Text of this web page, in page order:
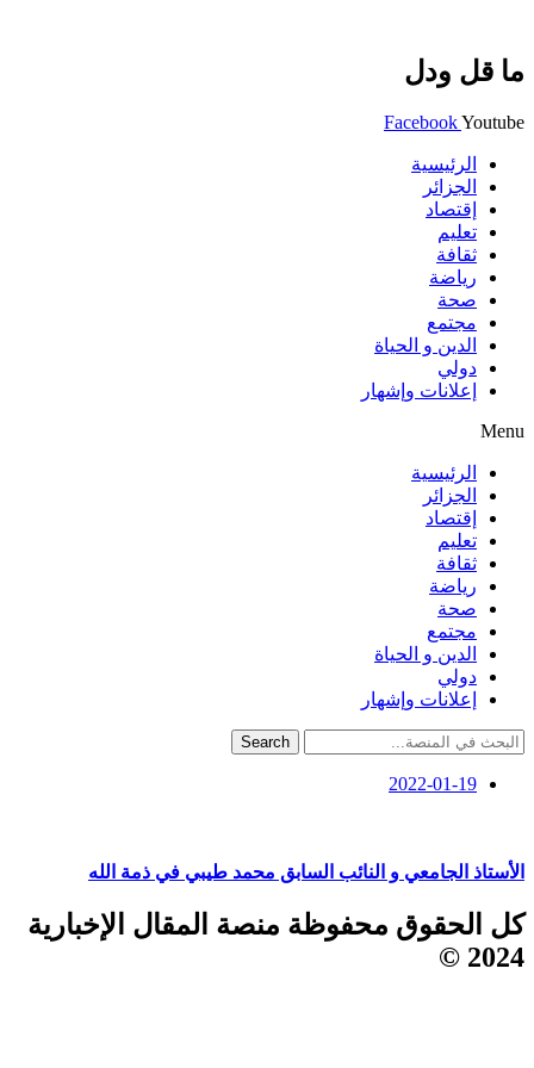
ما قل ودل
FacebookYoutube
الرئيسية
الجزائر
إقتصاد
تعليم
ثقافة
رياضة
صحة
مجتمع
الدين و الحياة
دولي
إعلانات وإشهار
Menu
الرئيسية
الجزائر
إقتصاد
تعليم
ثقافة
رياضة
صحة
مجتمع
الدين و الحياة
دولي
إعلانات وإشهار
Search
2022-01-19
الأستاذ الجامعي و النائب السابق محمد طيبي في ذمة الله
كل الحقوق محفوظة منصة المقال الإخبارية
2024 ©